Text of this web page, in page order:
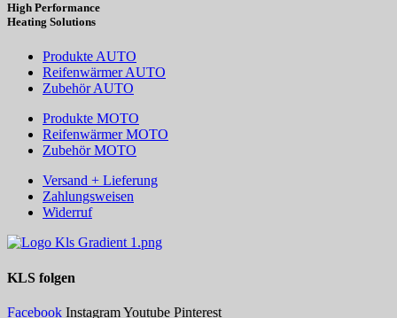
High Performance
Heating Solutions
Produkte AUTO
Reifenwärmer AUTO
Zubehör AUTO
Produkte MOTO
Reifenwärmer MOTO
Zubehör MOTO
Versand + Lieferung
Zahlungsweisen
Widerruf
KLS folgen
Facebook InstagramYoutube Pinterest